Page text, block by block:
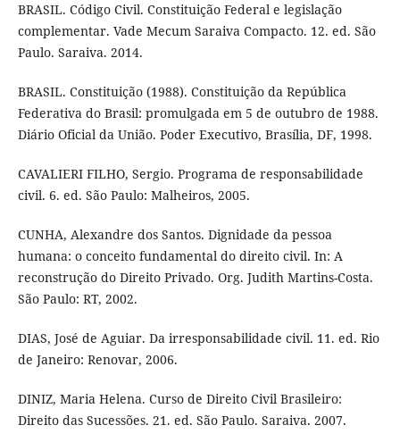
BRASIL. Código Civil. Constituição Federal e legislação
complementar. Vade Mecum Saraiva Compacto. 12. ed. São
Paulo. Saraiva. 2014.
BRASIL. Constituição (1988). Constituição da República
Federativa do Brasil: promulgada em 5 de outubro de 1988.
Diário Oficial da União. Poder Executivo, Brasília, DF, 1998.
CAVALIERI FILHO, Sergio. Programa de responsabilidade
civil. 6. ed. São Paulo: Malheiros, 2005.
CUNHA, Alexandre dos Santos. Dignidade da pessoa
humana: o conceito fundamental do direito civil. In: A
reconstrução do Direito Privado. Org. Judith Martins-Costa.
São Paulo: RT, 2002.
DIAS, José de Aguiar. Da irresponsabilidade civil. 11. ed. Rio
de Janeiro: Renovar, 2006.
DINIZ, Maria Helena. Curso de Direito Civil Brasileiro:
Direito das Sucessões. 21. ed. São Paulo. Saraiva. 2007.